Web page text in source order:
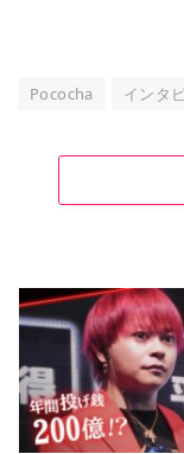
Pococha インタ